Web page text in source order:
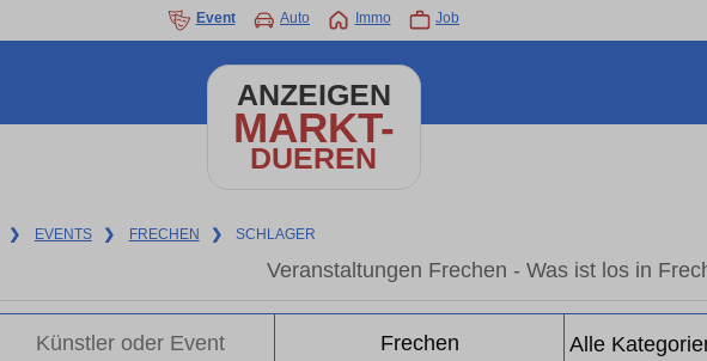
Event Auto Immo Job
ANZEIGEN
MARKT-
DUEREN
❯ EVENTS ❯ FRECHEN ❯ SCHLAGER
Veranstaltungen Frechen - Was ist los in